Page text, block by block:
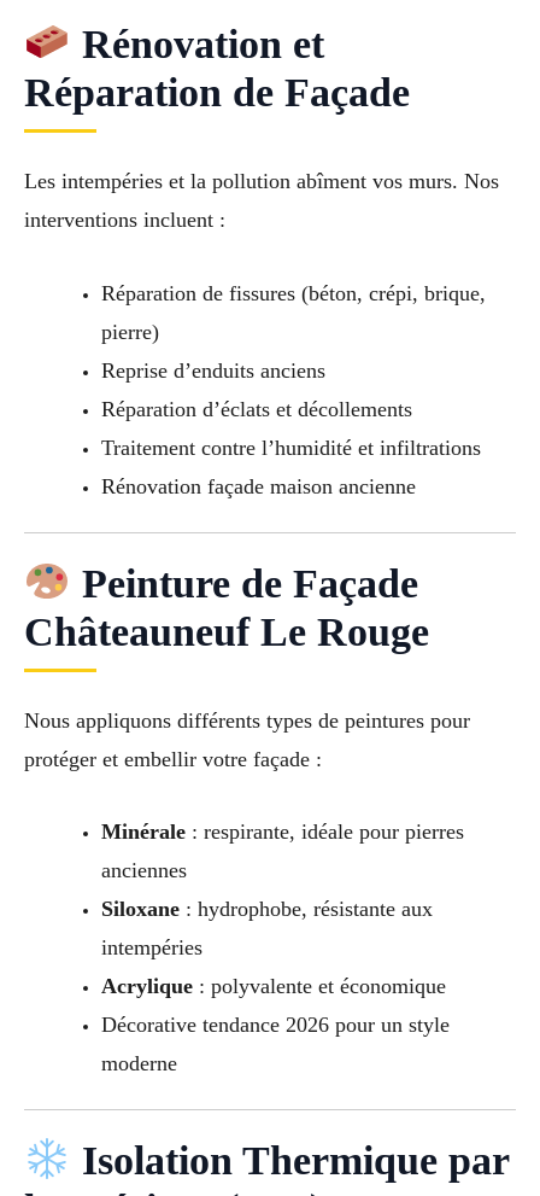
Rénovation et
Réparation de Façade
Les intempéries et la pollution abîment vos murs. Nos
interventions incluent :
Réparation de fissures (béton, crépi, brique,
pierre)
Reprise d’enduits anciens
Réparation d’éclats et décollements
Traitement contre l’humidité et infiltrations
Rénovation façade maison ancienne
Peinture de Façade
Châteauneuf Le Rouge
Nous appliquons différents types de peintures pour
protéger et embellir votre façade :
Minérale: respirante, idéale pour pierres
anciennes
Siloxane: hydrophobe, résistante aux
intempéries
Acrylique: polyvalente et économique
Décorative tendance 2026 pour un style
moderne
Isolation Thermique par